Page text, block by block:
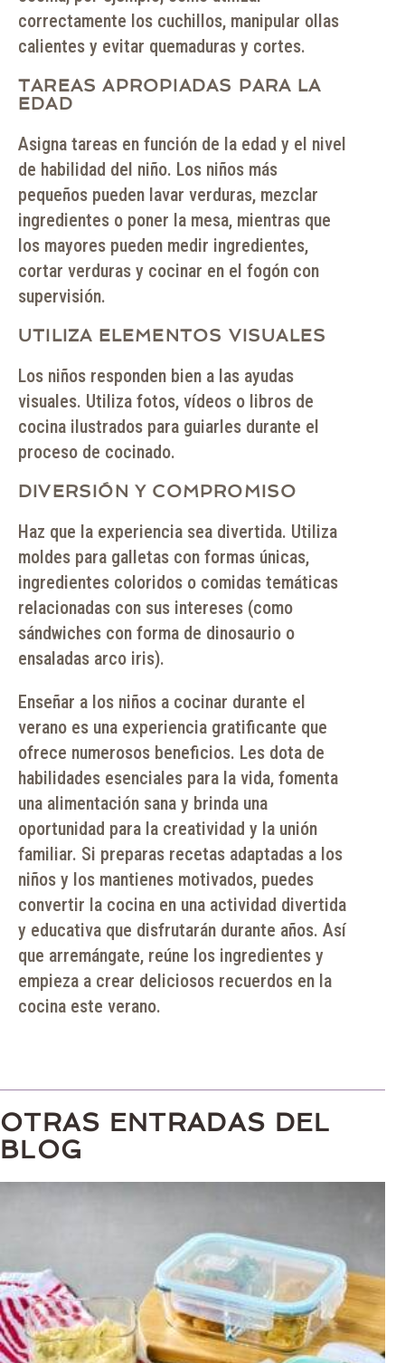
correctamente los cuchillos, manipular ollas
calientes y evitar quemaduras y cortes.
TAREAS APROPIADAS PARA LA
EDAD
Asigna tareas en función de la edad y el nivel
de habilidad del niño. Los niños más
pequeños pueden lavar verduras, mezclar
ingredientes o poner la mesa, mientras que
los mayores pueden medir ingredientes,
cortar verduras y cocinar en el fogón con
supervisión.
UTILIZA ELEMENTOS VISUALES
Los niños responden bien a las ayudas
visuales. Utiliza fotos, vídeos o libros de
cocina ilustrados para guiarles durante el
proceso de cocinado.
DIVERSIÓN Y COMPROMISO
Haz que la experiencia sea divertida. Utiliza
moldes para galletas con formas únicas,
ingredientes coloridos o comidas temáticas
relacionadas con sus intereses (como
sándwiches con forma de dinosaurio o
ensaladas arco iris).
Enseñar a los niños a cocinar durante el
verano es una experiencia gratificante que
ofrece numerosos beneficios. Les dota de
habilidades esenciales para la vida, fomenta
una alimentación sana y brinda una
oportunidad para la creatividad y la unión
familiar. Si preparas recetas adaptadas a los
niños y los mantienes motivados, puedes
convertir la cocina en una actividad divertida
y educativa que disfrutarán durante años. Así
que arremángate, reúne los ingredientes y
empieza a crear deliciosos recuerdos en la
cocina este verano.
OTRAS ENTRADAS DEL
BLOG